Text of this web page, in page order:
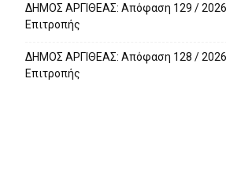
ΔΗΜΟΣ ΑΡΓΙΘΕΑΣ: Απόφαση 129 / 2026
Επιτροπής
ΔΗΜΟΣ ΑΡΓΙΘΕΑΣ: Απόφαση 128 / 2026
Επιτροπής